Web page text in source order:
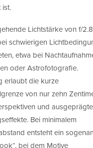
ist.
Lichtstärke von f/
schwierigen
etwa bei
oder Astrofotografie.
erlaubt die kurze
von nur zehn
und ausgeprägte
Bei minimalem
entsteht ein
bei dem Motive